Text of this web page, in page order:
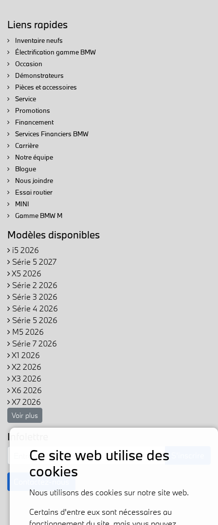
Liens rapides
Inventaire neufs
Électrification gamme BMW
Occasion
Démonstrateurs
Pièces et accessoires
Service
Promotions
Financement
Services Financiers BMW
Carrière
Notre équipe
Blogue
Nous joindre
Essai routier
MINI
Gamme BMW M
Modèles disponibles
i5 2026
Série 5 2027
X5 2026
Série 2 2026
Série 3 2026
Série 4 2026
Série 5 2026
M5 2026
Série 7 2026
X1 2026
X2 2026
X3 2026
X6 2026
X7 2026
Voir plus
Infolettre
Ce site web utilise des
cookies
Nous utilisons des cookies sur notre site web.
Certains d'entre eux sont nécessaires au